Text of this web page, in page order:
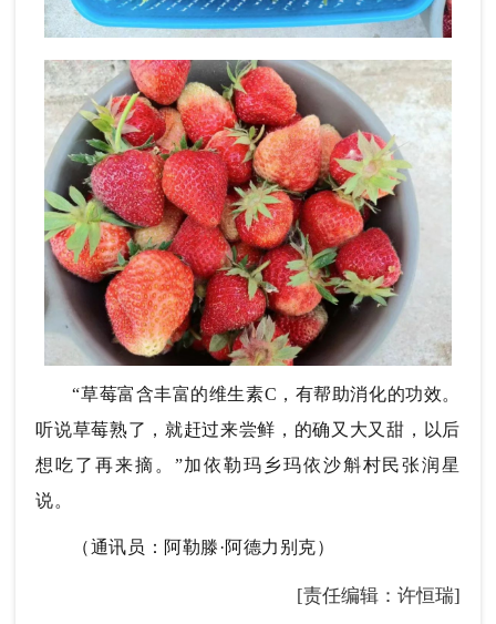
“草莓富含丰富的维生素C，有帮助消化的功效。
听说草莓熟了，就赶过来尝鲜，的确又大又甜，以后
想吃了再来摘。”加依勒玛乡玛依沙斛村民张润星
说。
（通讯员：阿勒滕·阿德力别克）
[责任编辑：许恒瑞]